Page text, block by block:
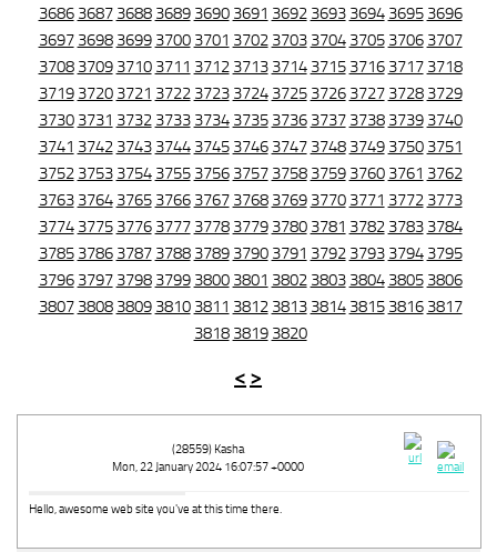
3686 3687 3688 3689 3690 3691 3692 3693 3694 3695 3696
3697 3698 3699 3700 3701 3702 3703 3704 3705 3706 3707
3708 3709 3710 3711 3712 3713 3714 3715 3716 3717 3718
3719 3720 3721 3722 3723 3724 3725 3726 3727 3728 3729
3730 3731 3732 3733 3734 3735 3736 3737 3738 3739 3740
3741 3742 3743 3744 3745 3746 3747 3748 3749 3750 3751
3752 3753 3754 3755 3756 3757 3758 3759 3760 3761 3762
3763 3764 3765 3766 3767 3768 3769 3770 3771 3772 3773
3774 3775 3776 3777 3778 3779 3780 3781 3782 3783 3784
3785 3786 3787 3788 3789 3790 3791 3792 3793 3794 3795
3796 3797 3798 3799 3800 3801 3802 3803 3804 3805 3806
3807 3808 3809 3810 3811 3812 3813 3814 3815 3816 3817
3818 3819 3820
< >
(28559) Kasha
Mon, 22 January 2024 16:07:57 +0000
Hello, awesome web site you've at this time there.